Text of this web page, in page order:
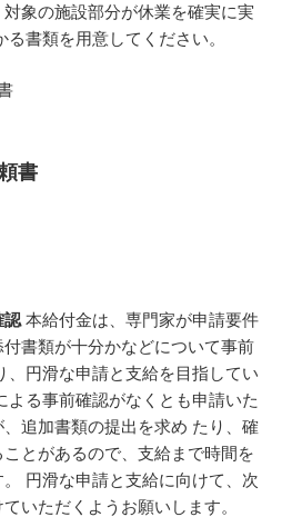
象の施設部分が休業を確実に実
書類を用意してください。
書
認 本給付金は、専門家が申請要件
書類が十分かなどについて事前
、円滑な申請と支給を目指してい
よる事前確認がなくとも申請いた
追加書類の提出を求め たり、確
とがあるので、支給まで時間を
円滑な申請と支給に向けて、次
いただくようお願いします。